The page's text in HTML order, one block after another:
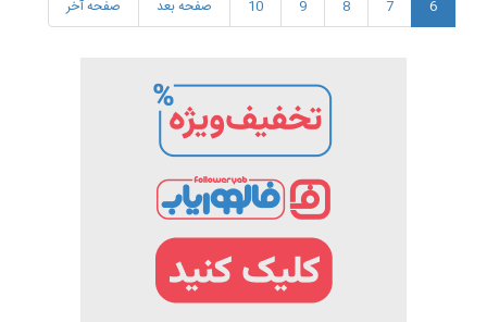
6
7
8
9
10 صفحه بعد صفحه آخر